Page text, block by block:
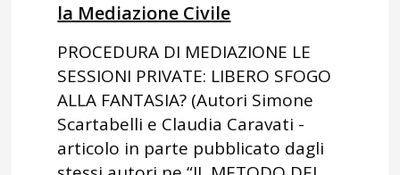
la Mediazione Civile
PROCEDURA DI MEDIAZIONE LE
SESSIONI PRIVATE: LIBERO SFOGO
ALLA FANTASIA? (Autori Simone
Scartabelli e Claudia Caravati -
articolo in parte pubblicato dagli